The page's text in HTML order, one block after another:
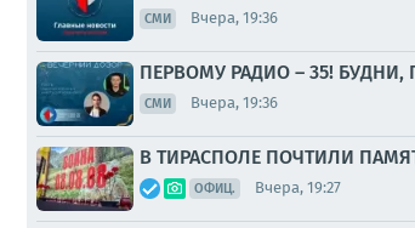
СМИ Вчера, 19:36
ПЕРВОМУ РАДИО – 35!
СМИ Вчера, 19:36
В ТИРАСПОЛЕ ПОЧТИЛИ
ОФИЦ. Вчера, 19:27